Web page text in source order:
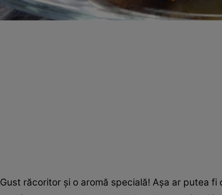
Gust răcoritor şi o aromă specială! Aşa ar putea